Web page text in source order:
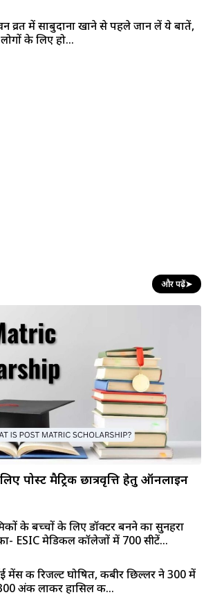
व्रत में साबुदाना खाने से पहले जान लें ये बातें,
के लिए हो...
और पढ़ें➤
पोस्ट मैट्रिक छात्रवृत्ति हेतु ऑनलाइन
के बच्चों के लिए डॉक्टर बनने का सुनहरा
ESIC मेडिकल कॉलेजों में 700 सीटें...
मेंस की रिजल्ट घोषित, कबीर छिल्लर ने 300 में
अंक लाकर हासिल की...